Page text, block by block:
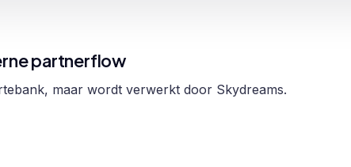
partnerflow
maar wordt verwerkt door Skydreams.